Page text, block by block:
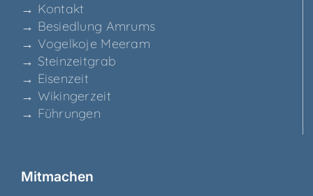
→ Kon­takt
→ Besied­lung Amrums
→ Vogel­ko­je Meeram
→ Stein­zeit­grab
→ Eisen­zeit
→ Wikin­ger­zeit
→ Füh­run­gen
Mit­ma­chen